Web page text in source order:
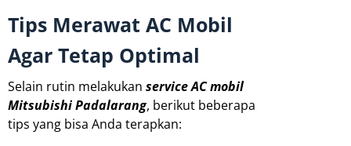
Tips Merawat AC Mobil
Agar Tetap Optimal
Selain rutin melakukan service AC mobil
Mitsubishi Padalarang, berikut beberapa
tips yang bisa Anda terapkan: